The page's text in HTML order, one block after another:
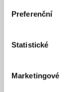
Preferenční
Statistické
Marketingové
ZALOŽENO
NÁZEV SPOLEČNOSTI